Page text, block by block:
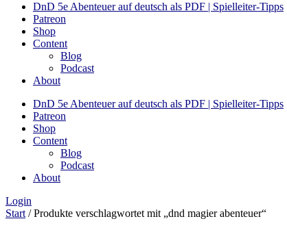
DnD 5e Abenteuer auf deutsch als PDF | Spielleiter-Tipps
Patreon
Shop
Content
Blog
Podcast
About
DnD 5e Abenteuer auf deutsch als PDF | Spielleiter-Tipps
Patreon
Shop
Content
Blog
Podcast
About
Login
Start / Produkte verschlagwortet mit „dnd magier abenteuer“